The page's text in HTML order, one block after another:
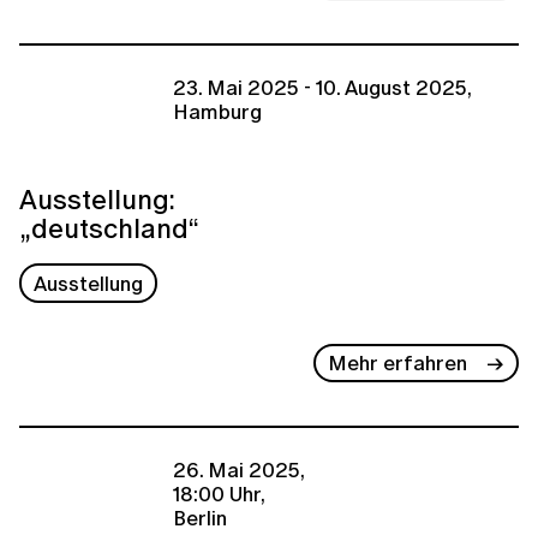
23. Mai 2025 - 10. August 2025,
Hamburg
Ausstellung:
„deutschland“
Ausstellung
Mehr erfahren
26. Mai 2025,
18:00 Uhr,
Berlin